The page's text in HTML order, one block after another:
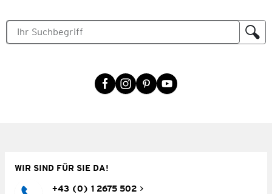
WIR SIND FÜR SIE DA!
+43 (0) 1 2675 502